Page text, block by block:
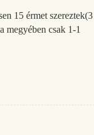
15 érmet szereztek(3
csak 1-1